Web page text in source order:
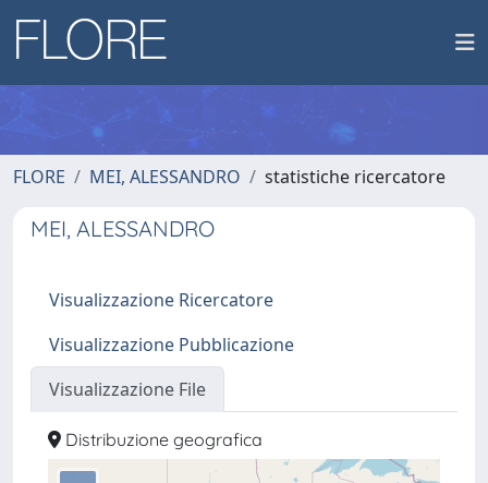
FLORE MEI, ALESSANDRO statistiche ricercatore
MEI, ALESSANDRO
Visualizzazione Ricercatore
Visualizzazione Pubblicazione
Visualizzazione File
Distribuzione geografica